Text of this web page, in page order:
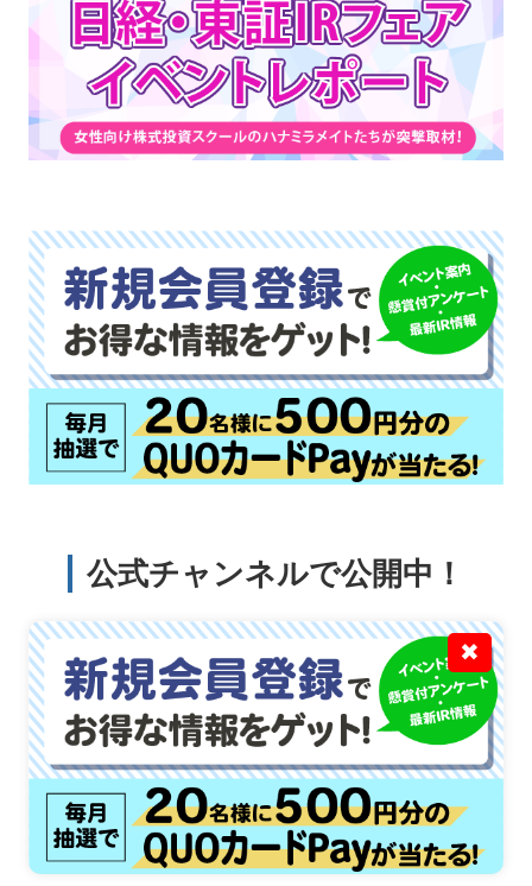
公式チャンネルで公開中！
✖